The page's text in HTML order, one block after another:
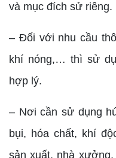
và mục đích sử riêng.
– Đối với nhu cầu
khí nóng,… thì sử
hợp lý.
– Nơi cần sử dụng
bụi, hóa chất, khí
sản xuất, nhà